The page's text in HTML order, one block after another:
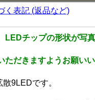
く表記 (返品など)
LEDチップの形状が写
ただきますようお願いい
9LEDです。